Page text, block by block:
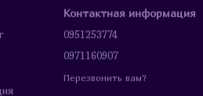
Контактная информация
0951253774
0971160907
Перезвонить вам?